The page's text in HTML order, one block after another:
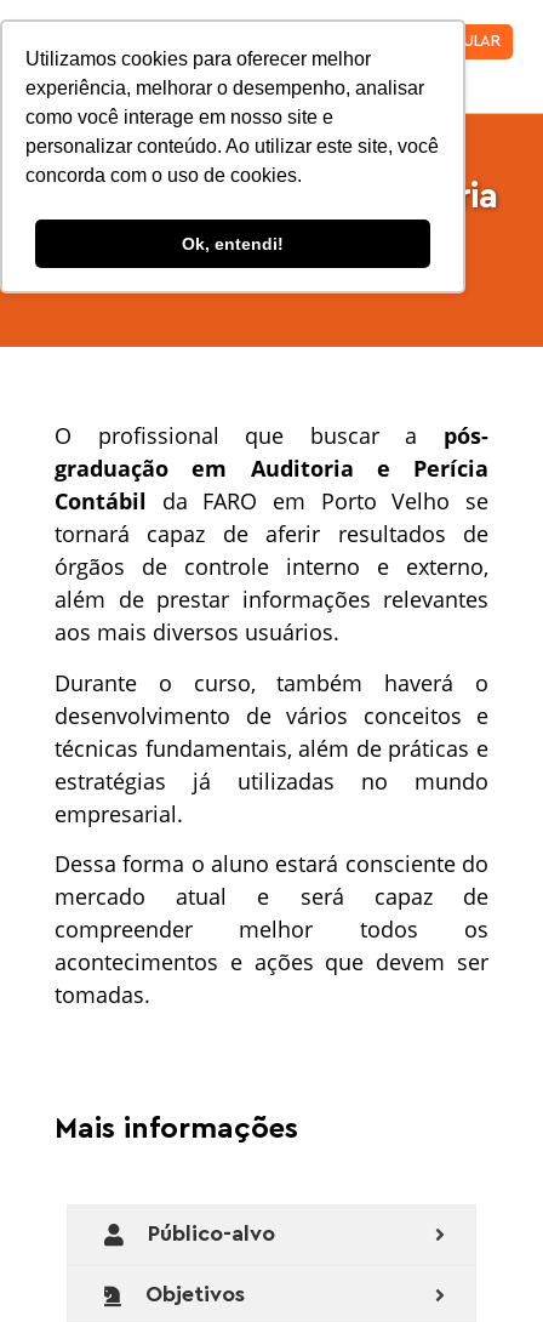
Utilizamos cookies para oferecer melhor
experiência, melhorar o desempenho, analisar
como você interage em nosso site e
personalizar conteúdo. Ao utilizar este site, você
concorda com o uso de cookies.
Ok, entendi!
VESTIBULAR
Pós-graduação em Auditoria
e Perícia Contábil
O profissional que buscar a pós-
graduação em Auditoria e Perícia
Contábil da FARO em Porto Velho se
tornará capaz de aferir resultados de
órgãos de controle interno e externo,
além de prestar informações relevantes
aos mais diversos usuários.
Durante o curso, também haverá o
desenvolvimento de vários conceitos e
técnicas fundamentais, além de práticas e
estratégias já utilizadas no mundo
empresarial.
Dessa forma o aluno estará consciente do
mercado atual e será capaz de
compreender melhor todos os
acontecimentos e ações que devem ser
tomadas.
Mais informações
Público-alvo
Objetivos